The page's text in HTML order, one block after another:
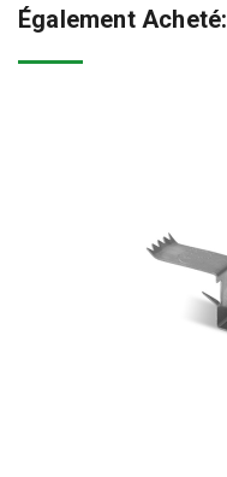
Également Acheté: